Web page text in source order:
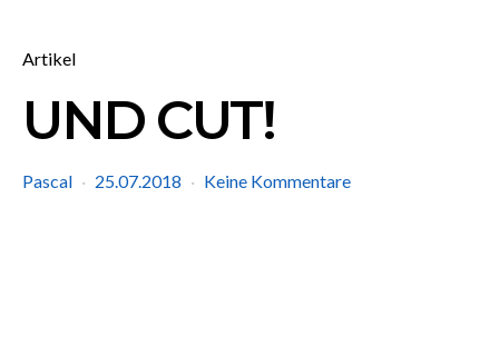
Artikel
UND CUT!
Pascal 25.07.2018 Keine Kommentare